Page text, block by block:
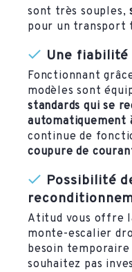
sont très souples,
pour un transport
Une
Fonctionnant
modèles sont
standards qui se
automatiquement
continue de
coupure de
Possibilité
Atitud vous offre
monte-escalier
besoin temporaire
souhaitez pas